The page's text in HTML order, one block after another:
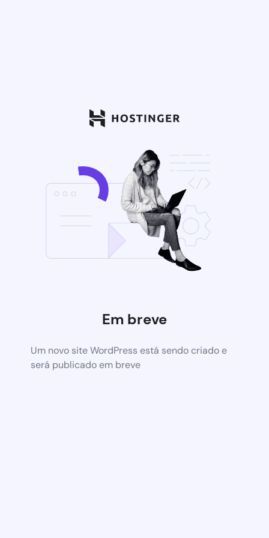
Em breve
Um novo site WordPress está sendo criado e
será publicado em breve